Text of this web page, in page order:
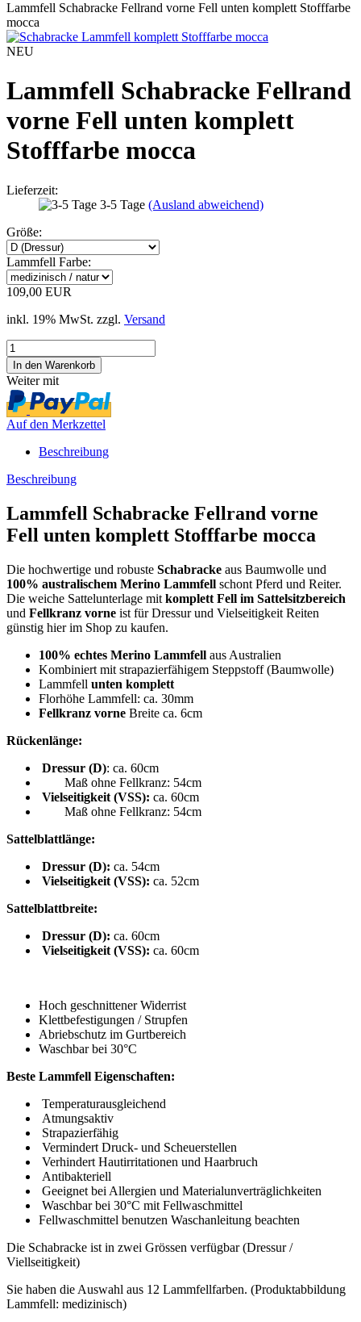
Lammfell Schabracke Fellrand vorne Fell unten komplett Stofffarbe
mocca
NEU
Lammfell Schabracke Fellrand
vorne Fell unten komplett
Stofffarbe mocca
Lieferzeit:
3-5 Tage (Ausland abweichend)
Größe:
Lammfell Farbe:
109,00 EUR
inkl. 19% MwSt. zzgl. Versand
Weiter mit
Auf den Merkzettel
Beschreibung
Beschreibung
Lammfell Schabracke Fellrand vorne
Fell unten komplett Stofffarbe mocca
Die hochwertige und robuste Schabracke aus Baumwolle und
100% australischem Merino Lammfell schont Pferd und Reiter.
Die weiche Sattelunterlage mit komplett Fell im Sattelsitzbereich
und Fellkranz vorne ist für Dressur und Vielseitigkeit Reiten
günstig hier im Shop zu kaufen.
100% echtes Merino Lammfell aus Australien
Kombiniert mit strapazierfähigem Steppstoff (Baumwolle)
Lammfell unten komplett
Florhöhe Lammfell: ca. 30mm
Fellkranz vorne Breite ca. 6cm
Rückenlänge:
Dressur (D): ca. 60cm
Maß ohne Fellkranz: 54cm
Vielseitigkeit (VSS): ca. 60cm
Maß ohne Fellkranz: 54cm
Sattelblattlänge:
Dressur (D): ca. 54cm
Vielseitigkeit (VSS): ca. 52cm
Sattelblattbreite:
Dressur (D): ca. 60cm
Vielseitigkeit (VSS): ca. 60cm
Hoch geschnittener Widerrist
Klettbefestigungen / Strupfen
Abriebschutz im Gurtbereich
Waschbar bei 30°C
Beste Lammfell Eigenschaften:
Temperaturausgleichend
Atmungsaktiv
Strapazierfähig
Vermindert Druck- und Scheuerstellen
Verhindert Hautirritationen und Haarbruch
Antibakteriell
Geeignet bei Allergien und Materialunverträglichkeiten
Waschbar bei 30°C mit Fellwaschmittel
Fellwaschmittel benutzen Waschanleitung beachten
Die Schabracke ist in zwei Grössen verfügbar (Dressur /
Viellseitigkeit)
Sie haben die Auswahl aus 12 Lammfellfarben. (Produktabbildung
Lammfell: medizinisch)